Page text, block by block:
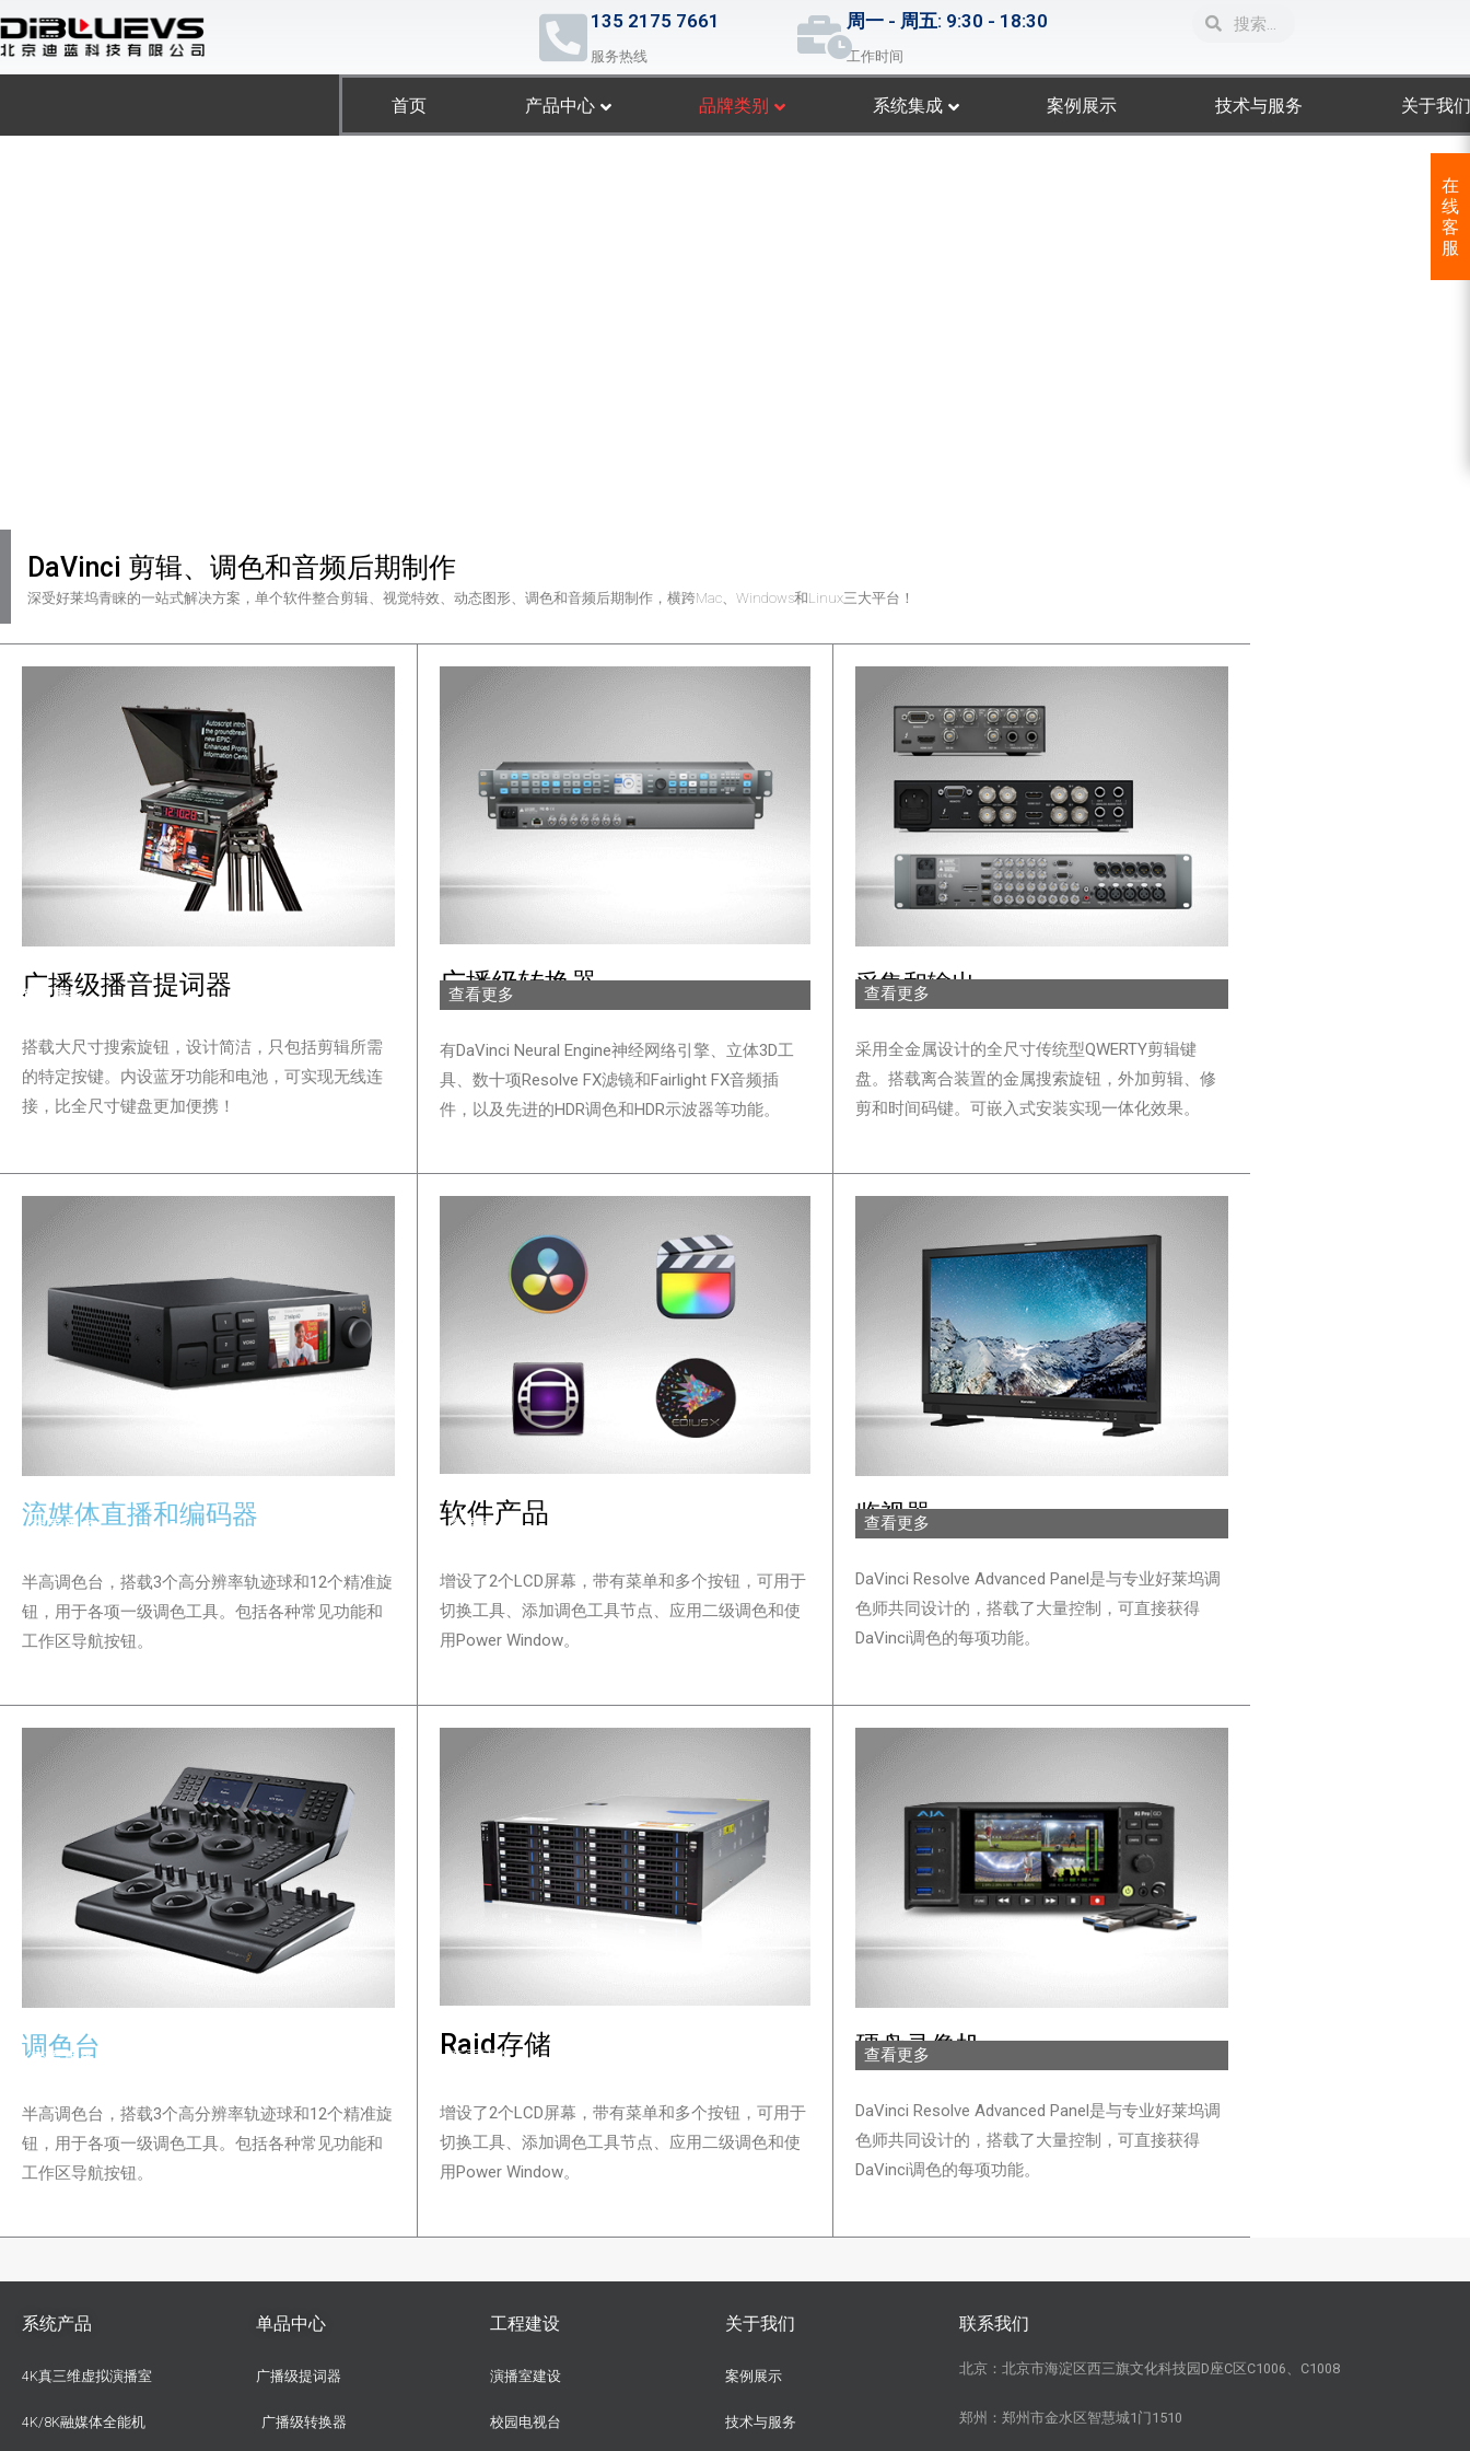
跳
至
内
135 2175 7661
服务热线
周一 - 周五: 9:30 - 18:30
工作时间
SearchSearch
首页 产品中心 品牌类别 系统集成 案例展示 技术与服务 关于我们
DaVinci 剪辑、调色和音频后期制作
深受好莱坞青睐的一站式解决方案，单个软件整合剪辑、视觉特效、动态图形、调色和音频后期制作，横跨Mac、Windows和Linux三大平台！
广播级播音提词器
查看更多
搭载大尺寸搜索旋钮，设计简洁，只包括剪辑所需
的特定按键。内设蓝牙功能和电池，可实现无线连
接，比全尺寸键盘更加便携！
广播级转换器
查看更多
有DaVinci Neural Engine神经网络引擎、立体3D工
具、数十项Resolve FX滤镜和Fairlight FX音频插
件，以及先进的HDR调色和HDR示波器等功能。
采集和输出
查看更多
采用全金属设计的全尺寸传统型QWERTY剪辑键
盘。搭载离合装置的金属搜索旋钮，外加剪辑、修
剪和时间码键。可嵌入式安装实现一体化效果。
流媒体直播和编码器
查看更多
半高调色台，搭载3个高分辨率轨迹球和12个精准旋
钮，用于各项一级调色工具。包括各种常见功能和
工作区导航按钮。
软件产品
查看更多
增设了2个LCD屏幕，带有菜单和多个按钮，可用于
切换工具、添加调色工具节点、应用二级调色和使
用Power Window。
监视器
查看更多
DaVinci Resolve Advanced Panel是与专业好莱坞调
色师共同设计的，搭载了大量控制，可直接获得
DaVinci调色的每项功能。
调色台
查看更多
半高调色台，搭载3个高分辨率轨迹球和12个精准旋
钮，用于各项一级调色工具。包括各种常见功能和
工作区导航按钮。
Raid存储
查看更多
增设了2个LCD屏幕，带有菜单和多个按钮，可用于
切换工具、添加调色工具节点、应用二级调色和使
用Power Window。
硬盘录像机
查看更多
DaVinci Resolve Advanced Panel是与专业好莱坞调
色师共同设计的，搭载了大量控制，可直接获得
DaVinci调色的每项功能。
在
线
客
服
系统产品
4K真三维虚拟演播室
4K/8K融媒体全能机
单品中心
广播级提词器
广播级转换器
工程建设
演播室建设
校园电视台
关于我们
案例展示
技术与服务
联系我们
北京：北京市海淀区西三旗文化科技园D座C区C1006、C1008
郑州：郑州市金水区智慧城1门1510